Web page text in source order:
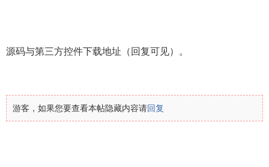
源码与第三方控件下载地址（回复可见）。
游客，如果您要查看本帖隐藏内容请回复